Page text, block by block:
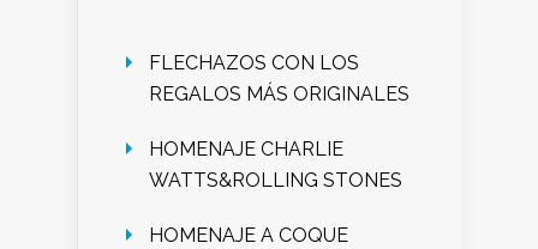
FLECHAZOS CON LOS
REGALOS MÁS ORIGINALES
HOMENAJE CHARLIE
WATTS&ROLLING STONES
HOMENAJE A COQUE